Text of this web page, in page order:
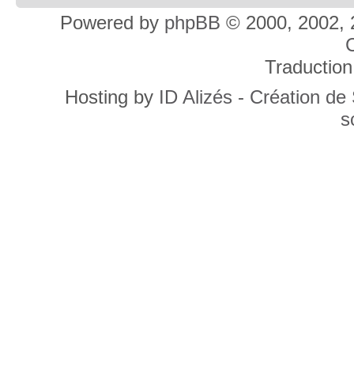
Powered by phpBB © 2000, 2002,
Hosting by ID Alizés - Création